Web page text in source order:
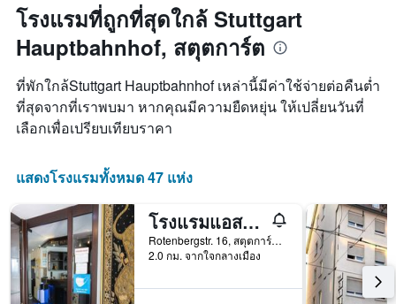
โรงแรมที่ถูกที่สุดใกล้ Stuttgart
Hauptbahnhof, สตุตการ์ต
ที่พักใกล้Stuttgart Hauptbahnhof เหล่านี้มีค่าใช้จ่ายต่อคืนต่ำ
ที่สุดจากที่เราพบมา หากคุณมีความยืดหยุ่น ให้เปลี่ยนวันที่
เลือกเพื่อเปรียบเทียบราคา
แสดงโรงแรมทั้งหมด 47 แห่ง
โรงแรมแอสตอเรีย อัม อูราคพลัทซ์
Rotenbergstr. 16, สตุตการ์ต, บาเดิน-เวือร์ทเทมแบร์ก, เยอรมนี
2.0 กม. จากใจกลางเมือง